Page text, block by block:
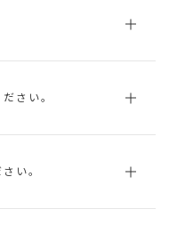
さい。
い。